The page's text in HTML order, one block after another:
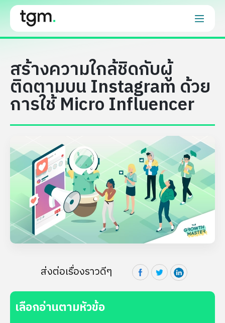
สร้างความใกล้ชิดกับผู้
ติดตามบน Instagram ด้วย
การใช้ Micro Influencer
ส่งต่อเรื่องราวดีๆ
เลือกอ่านตามหัวข้อ